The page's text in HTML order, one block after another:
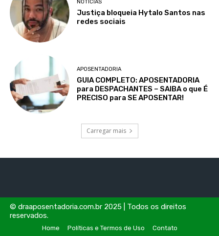
NOTÍCIAS
Justiça bloqueia Hytalo Santos nas
redes sociais
APOSENTADORIA
GUIA COMPLETO: APOSENTADORIA
para DESPACHANTES – SAIBA o que É
PRECISO para SE APOSENTAR!
Carregar mais
© draaposentadoria.com.br 2025 | Todos os direitos
reservados.
Home Políticas e Termos de Uso Contato